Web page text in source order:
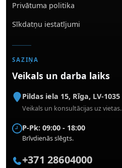
Privātuma politika
Sīkdatņu iestatījumi
SAZIŅA
Veikals un darba laiks
Pildas iela 15, Rīga, LV-1035
Veikals un konsultācijas uz vietas.
P-Pk: 09:00 - 18:00
Brīvdienās slēgts.
+371 28604000